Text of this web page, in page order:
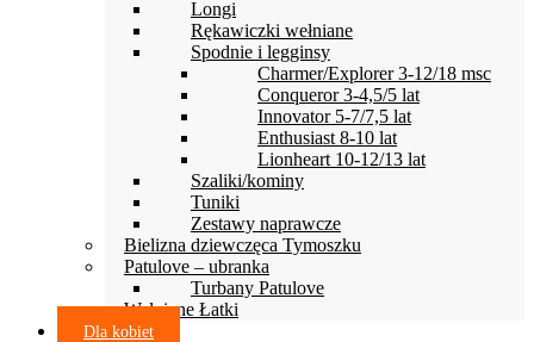
Longi
Rękawiczki wełniane
Spodnie i legginsy
Charmer/Explorer 3-12/18 msc
Conqueror 3-4,5/5 lat
Innovator 5-7/7,5 lat
Enthusiast 8-10 lat
Lionheart 10-12/13 lat
Szaliki/kominy
Tuniki
Zestawy naprawcze
Bielizna dziewczęca Tymoszku
Patulove – ubranka
Turbany Patulove
Wełniane Łatki
Dla kobiet